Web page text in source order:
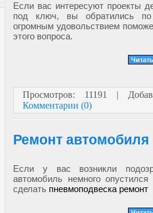
Если вас интересуют проекты
под ключ, вы обратились
огромным удовольствием
этого вопроса.
Просмотров: 11191 |
Комментарии (0)
Ремонт автомобиля
Если у вас возникли
автомобиль немного
сделать пневмоподвеска ремонт